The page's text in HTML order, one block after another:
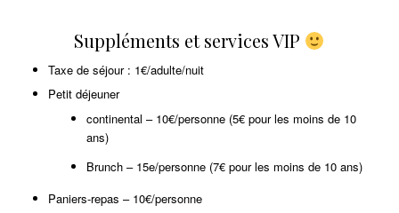
Suppléments et services VIP
Taxe de séjour : 1€/adulte/nuit
Petit déjeuner
continental – 10€/personne (5€ pour les moins de 10
ans)
Brunch – 15e/personne (7€ pour les moins de 10 ans)
Paniers-repas – 10€/personne